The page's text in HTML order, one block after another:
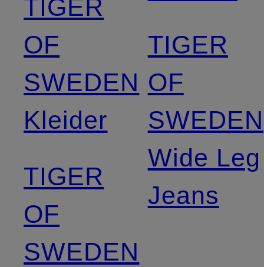
TIGER
OF
SWEDEN
Kleider
TIGER
OF
SWEDEN
TIGER
OF
SWEDEN
Wide Leg
Jeans